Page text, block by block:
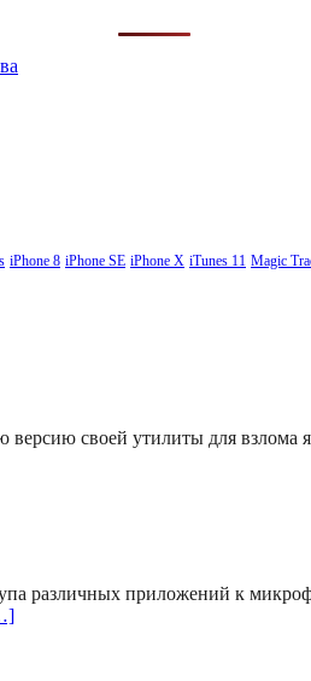
iPhone 8 iPhone SE iPhone X iTunes 11 Magic
своей утилиты для
различных приложений к